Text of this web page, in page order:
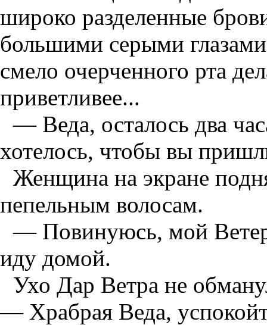
широко разделенные
большими серыми
смело очерченного рта
приветливее...
— Веда, осталось два
хотелось, чтобы вы
Женщина на экране
пепельным волосам.
— Повинуюсь, мой
иду домой.
Ухо Дар Ветра не
— Храбрая Веда,